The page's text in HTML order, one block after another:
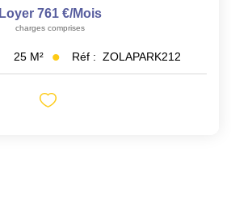
Loyer 761 €/mois
charges comprises
25 M² Réf : ZOLAPARK212